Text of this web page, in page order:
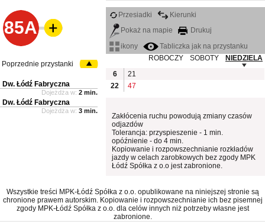
85A
Przesiadki
Kierunki
Pokaż na mapie
Drukuj
ikony
Tabliczka jak na przystanku
ROBOCZY
SOBOTY
NIEDZIELA
6
21
22
47
Zakłócenia ruchu powodują zmiany czasów
odjazdów
Tolerancja: przyspieszenie - 1 min.
opóźnienie - do 4 min.
Kopiowanie i rozpowszechnianie rozkładów
jazdy w celach zarobkowych bez zgody MPK
Łódź Spółka z o.o jest zabronione.
Poprzednie przystanki
Dw. Łódź Fabryczna
Dojeżdża w: 2 min.
Dw. Łódź Fabryczna
Dojeżdża w: 3 min.
Wszystkie treści MPK-Łódź Spółka z o.o. opublikowane na niniejszej stronie są
chronione prawem autorskim. Kopiowanie i rozpowszechnianie ich bez pisemnej
zgody MPK-Łódź Spółka z o.o. dla celów innych niż potrzeby własne jest
zabronione.